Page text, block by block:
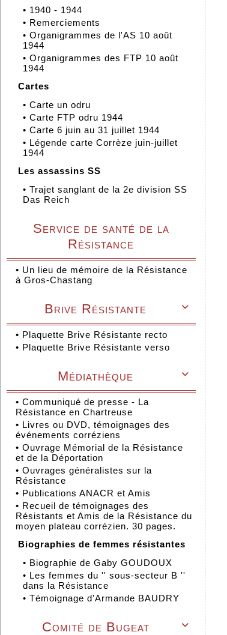
• 1940 - 1944
• Remerciements
• Organigrammes de l'AS 10 août
1944
• Organigrammes des FTP 10 août
1944
Cartes
• Carte un odru
• Carte FTP odru 1944
• Carte 6 juin au 31 juillet 1944
• Légende carte Corrèze juin-juillet
1944
Les assassins SS
• Trajet sanglant de la 2e division SS
Das Reich
Service de santé de la
Résistance
• Un lieu de mémoire de la Résistance
à Gros-Chastang

Brive Résistante
• Plaquette Brive Résistante recto
• Plaquette Brive Résistante verso

Médiathèque
• Communiqué de presse - La
Résistance en Chartreuse
• Livres ou DVD, témoignages des
événements corréziens
• Ouvrage Mémorial de la Résistance
et de la Déportation
• Ouvrages généralistes sur la
Résistance
• Publications ANACR et Amis
• Recueil de témoignages des
Résistants et Amis de la Résistance du
moyen plateau corrézien. 30 pages.
Biographies de femmes résistantes
• Biographie de Gaby GOUDOUX
• Les femmes du '' sous-secteur B ''
dans la Résistance
• Témoignage d'Armande BAUDRY

Comité de Bugeat